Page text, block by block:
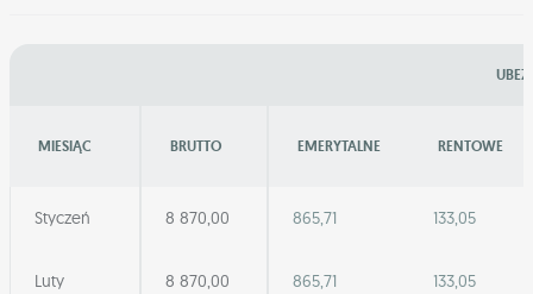
MIESIĄC BRUTTO EMERYTALNE RENTOWE
Styczeń 8 870,00 865,71 133,05
Luty 8 870,00 865,71 133,05